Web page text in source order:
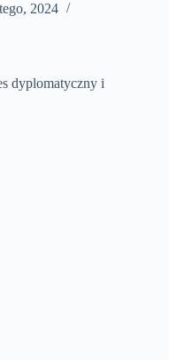
2024
dyplomatyczny i